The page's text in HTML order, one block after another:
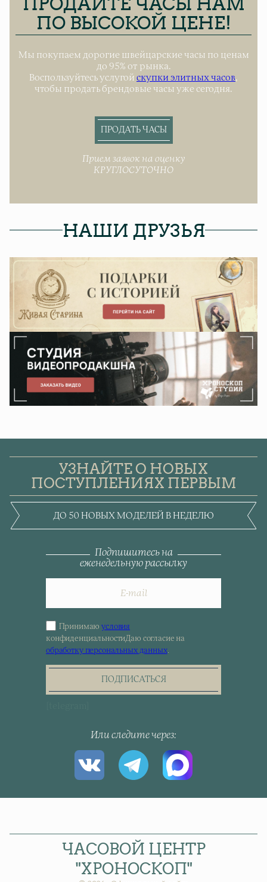
ПО ВЫСОКОЙ ЦЕНЕ!
Мы покупаем дорогие швейцарские часы по ценам
до 95% от рынка.
Воспользуйтесь услугой скупки элитных часов,
чтобы продать брендовые часы уже сегодня.
ПРОДАТЬ ЧАСЫ
Прием заявок на оценку
КРУГЛОСУТОЧНО
НАШИ ДРУЗЬЯ
УЗНАЙТЕ О НОВЫХ
ПОСТУПЛЕНИЯХ ПЕРВЫМ
ДО 50 НОВЫХ МОДЕЛЕЙ В НЕДЕЛЮ
Подпишитесь на
еженедельную рассылку
Sign
up
for
the
Принимаюусловия
конфиденциальностиДаю согласие на
обработку персональных данных.
ПОДПИСАТЬСЯ
Или следите через
ЧАСОВОЙ ЦЕНТР
"ХРОНОСКОП"